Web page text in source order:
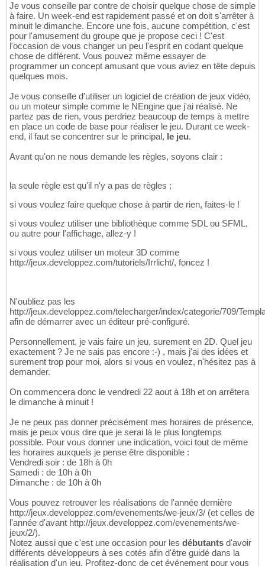
Je vous conseille par contre de choisir quelque chose de simple
à faire. Un week-end est rapidement passé et on doit s'arrêter à
minuit le dimanche. Encore une fois, aucune compétition, c'est
pour l'amusement du groupe que je propose ceci ! C'est
l'occasion de vous changer un peu l'esprit en codant quelque
chose de différent. Vous pouvez même essayer de
programmer un concept amusant que vous aviez en tête depuis
quelques mois.
Je vous conseille d'utiliser un logiciel de création de jeux vidéo,
ou un moteur simple comme le NEngine que j'ai réalisé. Ne
partez pas de rien, vous perdriez beaucoup de temps à mettre
en place un code de base pour réaliser le jeu. Durant ce week-
end, il faut se concentrer sur le principal, le jeu.
Avant qu'on ne nous demande les règles, soyons clair :
la seule règle est qu'il n'y a pas de règles ;
si vous voulez faire quelque chose à partir de rien, faites-le !
si vous voulez utiliser une bibliothèque comme SDL ou SFML,
ou autre pour l'affichage, allez-y !
si vous voulez utiliser un moteur 3D comme
http://jeux.developpez.com/tutoriels/Irrlicht/, foncez !
N'oubliez pas les
http://jeux.developpez.com/telecharger/index/categorie/709/
afin de démarrer avec un éditeur pré-configuré.
Personnellement, je vais faire un jeu, surement en 2D. Quel jeu
exactement ? Je ne sais pas encore :-) , mais j'ai des idées et
surement trop pour moi, alors si vous en voulez, n'hésitez pas à
demander.
On commencera donc le vendredi 22 aout à 18h et on arrêtera
le dimanche à minuit !
Je ne peux pas donner précisément mes horaires de présence,
mais je peux vous dire que je serai là le plus longtemps
possible. Pour vous donner une indication, voici tout de même
les horaires auxquels je pense être disponible :
Vendredi soir : de 18h à 0h
Samedi : de 10h à 0h
Dimanche : de 10h à 0h
Vous pouvez retrouver les réalisations de l'année dernière
http://jeux.developpez.com/evenements/we-jeux/3/ (et celles de
l'année d'avant http://jeux.developpez.com/evenements/we-
jeux/2/).
Notez aussi que c'est une occasion pour les débutants d'avoir
différents développeurs à ses cotés afin d'être guidé dans la
réalisation d'un jeu. Profitez-donc de cet événement pour vous